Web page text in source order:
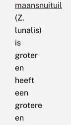
maansnuituil
(Z.
lunalis)
is
groter
en
heeft
een
grotere
en